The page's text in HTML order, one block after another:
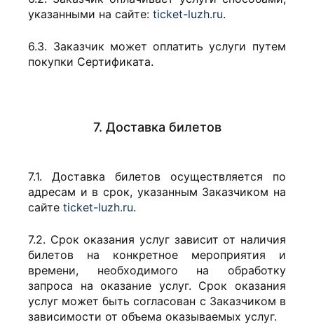
указанными на сайте:ticket-luzh.ru.
6.3. Заказчик может оплатить услуги путем
покупки Сертификата.
7. Доставка билетов
7.1. Доставка билетов осуществляется по
адресам и в срок, указанным Заказчиком на
сайтеticket-luzh.ru.
7.2. Срок оказания услуг зависит от наличия
билетов на конкретное мероприятия и
времени, необходимого на обработку
запроса на оказание услуг. Срок оказания
услуг может быть согласован с Заказчиком в
зависимости от объема оказываемых услуг.